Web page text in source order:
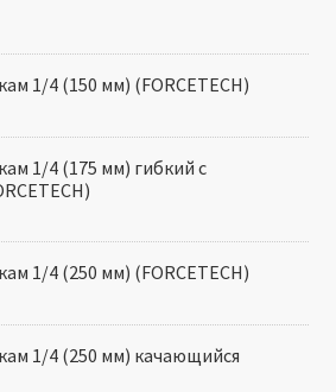
1/4 (150 мм) (FORCETECH)
1/4 (175 мм) гибкий с
1/4 (250 мм) (FORCETECH)
1/4 (250 мм) качающийся